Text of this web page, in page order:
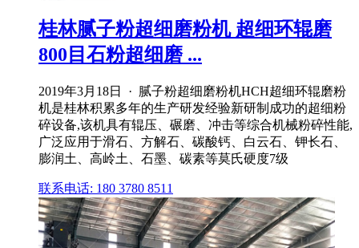
桂林腻子粉超细磨粉机 超细环辊磨
800目石粉超细磨 ...
2019年3月18日 · 腻子粉超细磨粉机HCH超细环辊磨粉
机是桂林积累多年的生产研发经验新研制成功的超细粉
碎设备,该机具有辊压、碾磨、冲击等综合机械粉碎性能,
广泛应用于滑石、方解石、碳酸钙、白云石、钾长石、
膨润土、高岭土、石墨、碳素等莫氏硬度7级
联系电话: 180 3780 8511